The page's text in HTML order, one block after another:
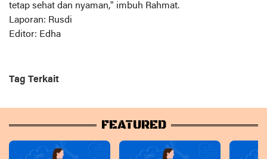
tetap sehat dan nyaman," imbuh Rahmat.
Laporan: Rusdi
Editor: Edha
Tag Terkait
FEATURED